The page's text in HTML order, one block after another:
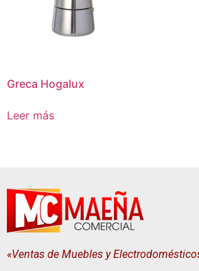
Greca Hogalux
Leer más
«Ventas de Muebles y